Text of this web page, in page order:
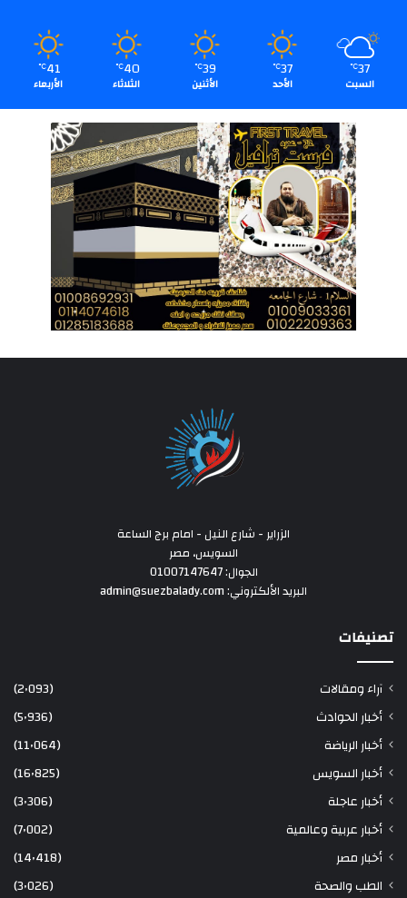
37
℃
السبت
37
℃
الأحد
39
℃
الأثنين
40
℃
الثلاثاء
41
℃
الأربعاء
الزراير - شارع النيل - امام برج الساعة
السويس، مصر
الجوال: 01007147647
البريد الألكتروني: admin@suezbalady.com
تصنيفات
آراء ومقالات
(2٬093)
أخبار الحوادث
(5٬936)
أخبار الرياضة
(11٬064)
أخبار السويس
(16٬825)
أخبار عاجلة
(3٬306)
أخبار عربية وعالمية
(7٬002)
أخبار مصر
(14٬418)
الطب والصحة
(3٬026)